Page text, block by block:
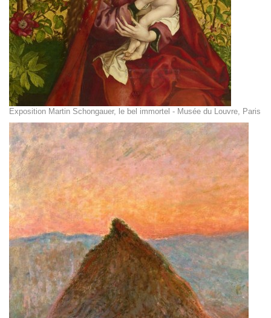
Exposition Martin Schongauer, le bel immortel - Musée du Louvre, Paris